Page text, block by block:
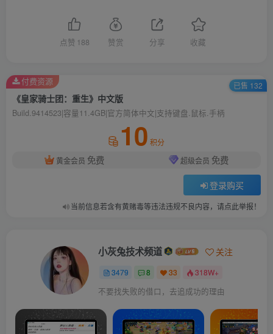
点赞 188 赞赏 分享 收藏
《皇家骑士团：重生》中文版
Build.9414523|容量11.4GB|官方简体中文|支持键盘.鼠标.手柄
10 积分
黄金会员 免费 超级会员 免费
登录购买
当前信息若含有黄赌毒等违法违规不良内容，请点此举报！
付费资源 已售 132
小灰兔技术频道 关注
3479 8 33 318W+
不要找失败的借口，去追成功的理由